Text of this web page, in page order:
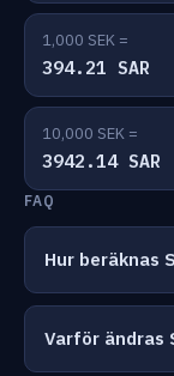
1,000 SEK =
394.21 SAR
10,000 SEK =
3942.14 SAR
FAQ
Hur beräknas
Varför ändras